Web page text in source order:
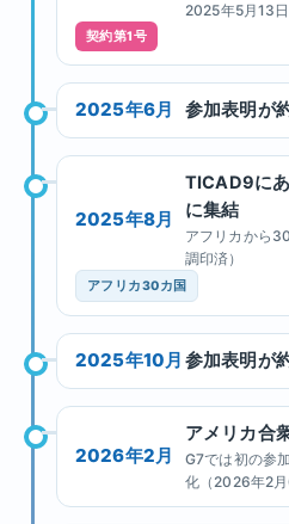
2025年5月13日
契約第1号
2025年6月 参加表明が
2025年8月
TICAD9に
に集結
アフリカから
調印済）
アフリカ30カ国
2025年10月 参加表明が
2026年2月
アメリカ合
G7では初の参
化（2026年2月